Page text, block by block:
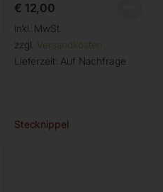
€ 12,00
inkl. MwSt.
zzgl. Versandkosten
Lieferzeit: Auf Nachfrage
Stecknippel